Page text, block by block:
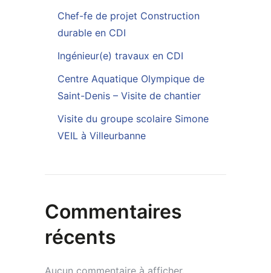
Chef-fe de projet Construction
durable en CDI
Ingénieur(e) travaux en CDI
Centre Aquatique Olympique de
Saint-Denis – Visite de chantier
Visite du groupe scolaire Simone
VEIL à Villeurbanne
Commentaires
récents